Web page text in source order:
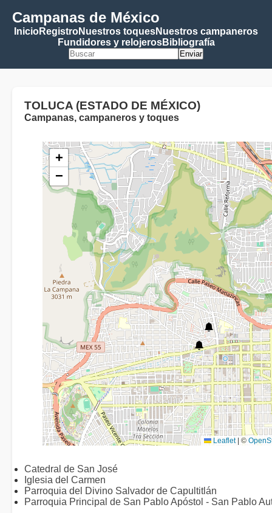
Campanas de México
InicioRegistroNuestros toquesNuestros campaneros
Fundidores y relojerosBibliografía
Enviar
TOLUCA (ESTADO DE MÉXICO)
Campanas, campaneros y toques
+
−
Leaflet ©
Catedral de San José
Iglesia del Carmen
Parroquia del Divino Salvador de Capultitlán
Parroquia Principal de San Pablo Apóstol - San Pablo